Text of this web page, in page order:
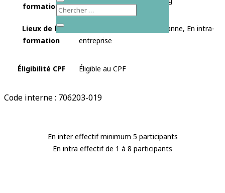
formation
Lieux de la
formation
Nivolas-Vermelle, Lyon, Roanne, En intra-
entreprise
Éligibilité CPF Éligible au CPF
Code interne : 706203-019
En inter effectif minimum 5 participants
En intra effectif de 1 à 8 participants